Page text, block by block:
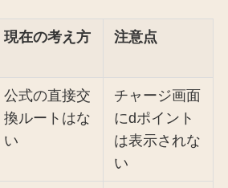
現在の考え方 注意点
公式の直接交
換ルートはな
い
チャージ画面
にdポイント
は表示されな
い